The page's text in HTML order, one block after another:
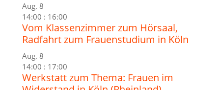
Aug. 8
14:00 : 16:00
Vom Klassenzimmer zum Hörsaal,
Radfahrt zum Frauenstudium in Köln
Aug. 8
14:00 : 17:00
Werkstatt zum Thema: Frauen im